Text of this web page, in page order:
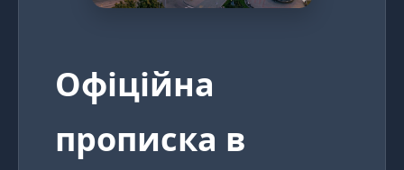
Офіційна
прописка в